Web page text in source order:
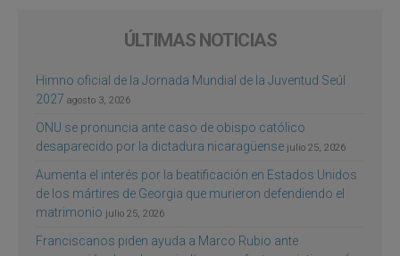
ÚLTIMAS NOTICIAS
Himno oficial de la Jornada Mundial de la Juventud Seúl
2027 agosto 3, 2026
ONU se pronuncia ante caso de obispo católico
desaparecido por la dictadura nicaragüense julio 25, 2026
Aumenta el interés por la beatificación en Estados Unidos
de los mártires de Georgia que murieron defendiendo el
matrimonio julio 25, 2026
Franciscanos piden ayuda a Marco Rubio ante